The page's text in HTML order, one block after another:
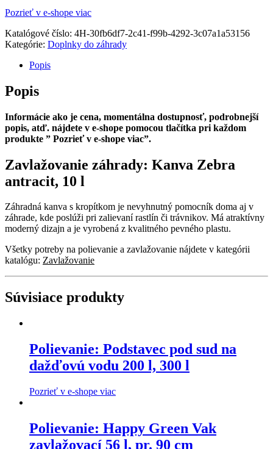
Pozrieť v e-shope viac
Katalógové číslo: 4H-30fb6df7-2c41-f99b-4292-3c07a1a53156
Kategórie: Doplnky do záhrady
Popis
Popis
Informácie ako je cena, momentálna dostupnosť, podrobnejší
popis, atď. nájdete v e-shope pomocou tlačítka pri každom
produkte ” Pozrieť v e-shope viac”.
Zavlažovanie záhrady: Kanva Zebra
antracit, 10 l
Záhradná kanva s kropítkom je nevyhnutný pomocník doma aj v
záhrade, kde poslúži pri zalievaní rastlín či trávnikov. Má atraktívny
moderný dizajn a je vyrobená z kvalitného pevného plastu.
Všetky potreby na polievanie a zavlažovanie nájdete v kategórii
katalógu: Zavlažovanie
Súvisiace produkty
Polievanie: Podstavec pod sud na
dažďovú vodu 200 l, 300 l
Pozrieť v e-shope viac
Polievanie: Happy Green Vak
zavlažovací 56 l, pr. 90 cm